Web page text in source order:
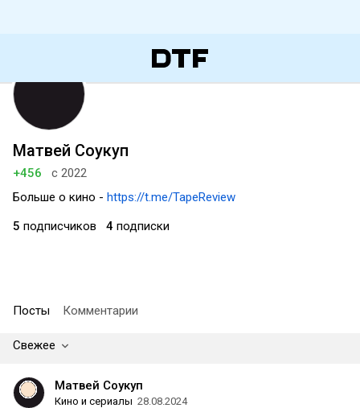
Матвей Соукуп
+456
с 2022
Больше о кино - https://t.me/TapeReview
5 подписчиков 4 подписки
Посты Комментарии
Свежее
Матвей Соукуп
Кино и сериалы 28.08.2024